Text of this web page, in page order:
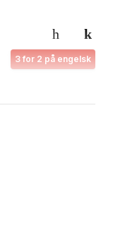
3 for 2 på engelsk